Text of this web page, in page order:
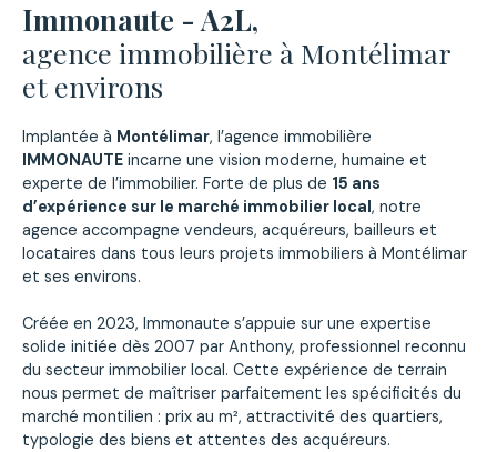
Immonaute - A2L,
agence immobilière à Montélimar
et environs
Implantée à Montélimar, l’agence immobilière
IMMONAUTE incarne une vision moderne, humaine et
experte de l’immobilier. Forte de plus de 15 ans
d’expérience sur le marché immobilier local, notre
agence accompagne vendeurs, acquéreurs, bailleurs et
locataires dans tous leurs projets immobiliers à Montélimar
et ses environs.
Créée en 2023, Immonaute s’appuie sur une expertise
solide initiée dès 2007 par Anthony, professionnel reconnu
du secteur immobilier local. Cette expérience de terrain
nous permet de maîtriser parfaitement les spécificités du
marché montilien : prix au m², attractivité des quartiers,
typologie des biens et attentes des acquéreurs.